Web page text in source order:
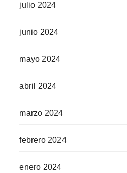
julio 2024
junio 2024
mayo 2024
abril 2024
marzo 2024
febrero 2024
enero 2024